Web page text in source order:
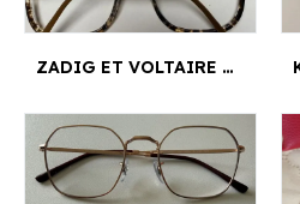
ZADIG ET VOLTAIRE - VZV328 53¤17